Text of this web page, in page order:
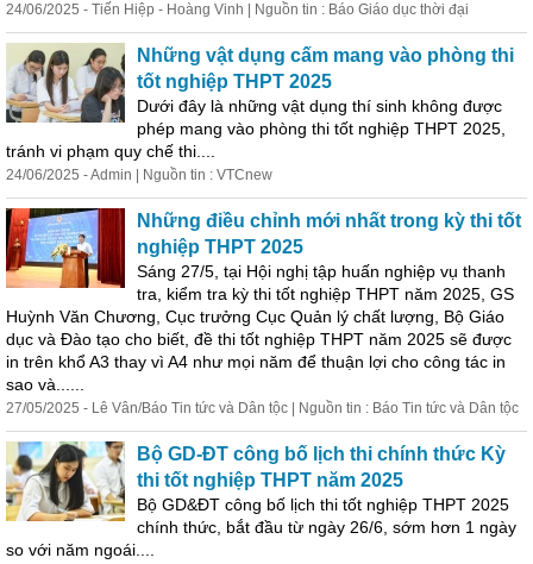
24/06/2025 - Tiến Hiệp - Hoàng Vinh | Nguồn tin : Báo Giáo dục thời đại
Những vật dụng cấm mang vào phòng thi
tốt nghiệp THPT 2025
Dưới đây là những vật dụng thí sinh không được
phép mang vào phòng thi tốt nghiệp THPT 2025,
tránh vi phạm quy chế thi....
24/06/2025 - Admin | Nguồn tin : VTCnew
Những điều chỉnh mới nhất trong kỳ thi tốt
nghiệp THPT 2025
Sáng 27/5, tại Hội nghị tập huấn nghiệp vụ thanh
tra, kiểm tra kỳ thi tốt nghiệp THPT năm 2025, GS
Huỳnh Văn Chương, Cục trưởng Cục Quản lý chất lượng, Bộ Giáo
dục và Đào tạo cho biết, đề thi tốt nghiệp THPT năm 2025 sẽ được
in trên khổ A3 thay vì A4 như mọi năm để thuận lợi cho công tác in
sao và......
27/05/2025 - Lê Vân/Báo Tin tức và Dân tộc | Nguồn tin : Báo Tin tức và Dân tộc
Bộ GD-ĐT công bố lịch thi chính thức Kỳ
thi tốt nghiệp THPT năm 2025
Bộ GD&ĐT công bố lịch thi tốt nghiệp THPT 2025
chính thức, bắt đầu từ ngày 26/6, sớm hơn 1 ngày
so với năm ngoái....